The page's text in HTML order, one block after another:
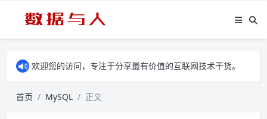
欢迎您的访问，专注于分享最有价值的互联网技术干货。
首页 MySQL 正文